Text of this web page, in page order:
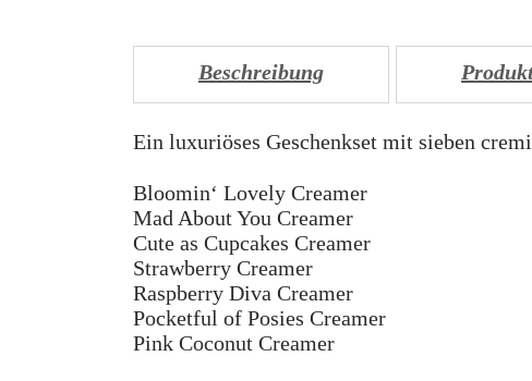
Beschreibung
Ein luxuriöses Geschenkset mit sieben
Bloomin‘ Lovely Creamer
Mad About You Creamer
Cute as Cupcakes Creamer
Strawberry Creamer
Raspberry Diva Creamer
Pocketful of Posies Creamer
Pink Coconut Creamer